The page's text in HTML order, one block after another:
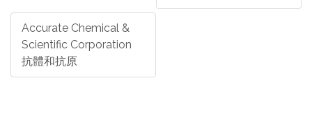
Accurate Chemical &
Scientific Corporation
抗體和抗原